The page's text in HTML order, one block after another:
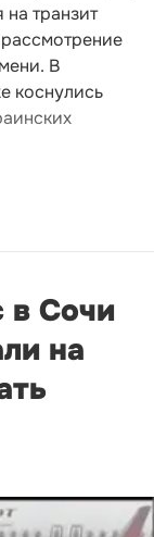
транзит
В
коснулись
в Сочи
на